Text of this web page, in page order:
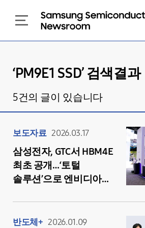
‘PM9E1 SSD’ 검색결과
5건의 글이 있습니다
보도자료 2026.03.17
삼성전자, GTC서 HBM4E
최초 공개…‘토털
솔루션’으로 엔비디아와
반도체+ 2026.01.09